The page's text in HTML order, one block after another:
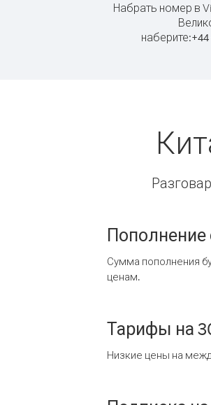
Набрать номер в
наберите:+44
Пополнение
Сумма пополнения
ценам.
Тарифы на
Низкие цены на